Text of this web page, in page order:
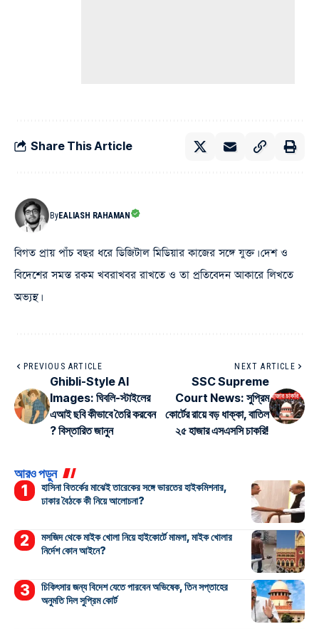
Share This Article
ByEALIASH RAHAMAN
বিগত প্রায় পাঁচ বছর ধরে ডিজিটাল মিডিয়ার কাজের সঙ্গে যুক্ত। দেশ ও
বিদেশের সমস্ত রকম খবরাখবর রাখতে ও তা প্রতিবেদন আকারে লিখতে
অভ্যস্থ।
PREVIOUS ARTICLE
Ghibli-Style AI
Images: ঘিবলি-স্টাইলের
এআই ছবি কীভাবে তৈরি করবেন
? বিস্তারিত জানুন
NEXT ARTICLE
SSC Supreme
Court News: সুপ্রিম
কোর্টের রায়ে বড় ধাক্কা, বাতিল
২৫ হাজার এসএসসি চাকরি!
আরও পড়ুন
হাসিনা বিতর্কের মাঝেই তারেকের সঙ্গে ভারতের হাইকমিশনার,
ঢাকার বৈঠকে কী নিয়ে আলোচনা?
মসজিদ থেকে মাইক খোলা নিয়ে হাইকোর্টে মামলা, মাইক খোলার
নির্দেশ কোন আইনে?
চিকিৎসার জন্য বিদেশ যেতে পারবেন অভিষেক, তিন সপ্তাহের
অনুমতি দিল সুপ্রিম কোর্ট